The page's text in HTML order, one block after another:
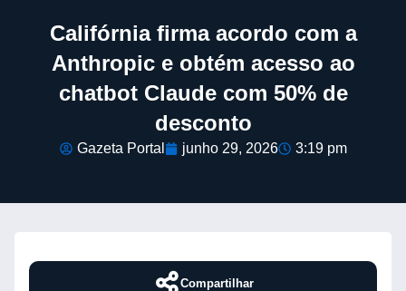
Califórnia firma acordo com a
Anthropic e obtém acesso ao
chatbot Claude com 50% de
desconto
Gazeta Portal junho 29, 2026 3:19 pm
Compartilhar